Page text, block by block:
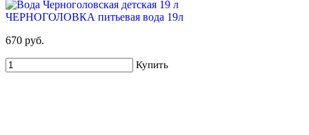
ЧЕРНОГОЛОВКА питьевая вода 19л
670 руб.
Купить